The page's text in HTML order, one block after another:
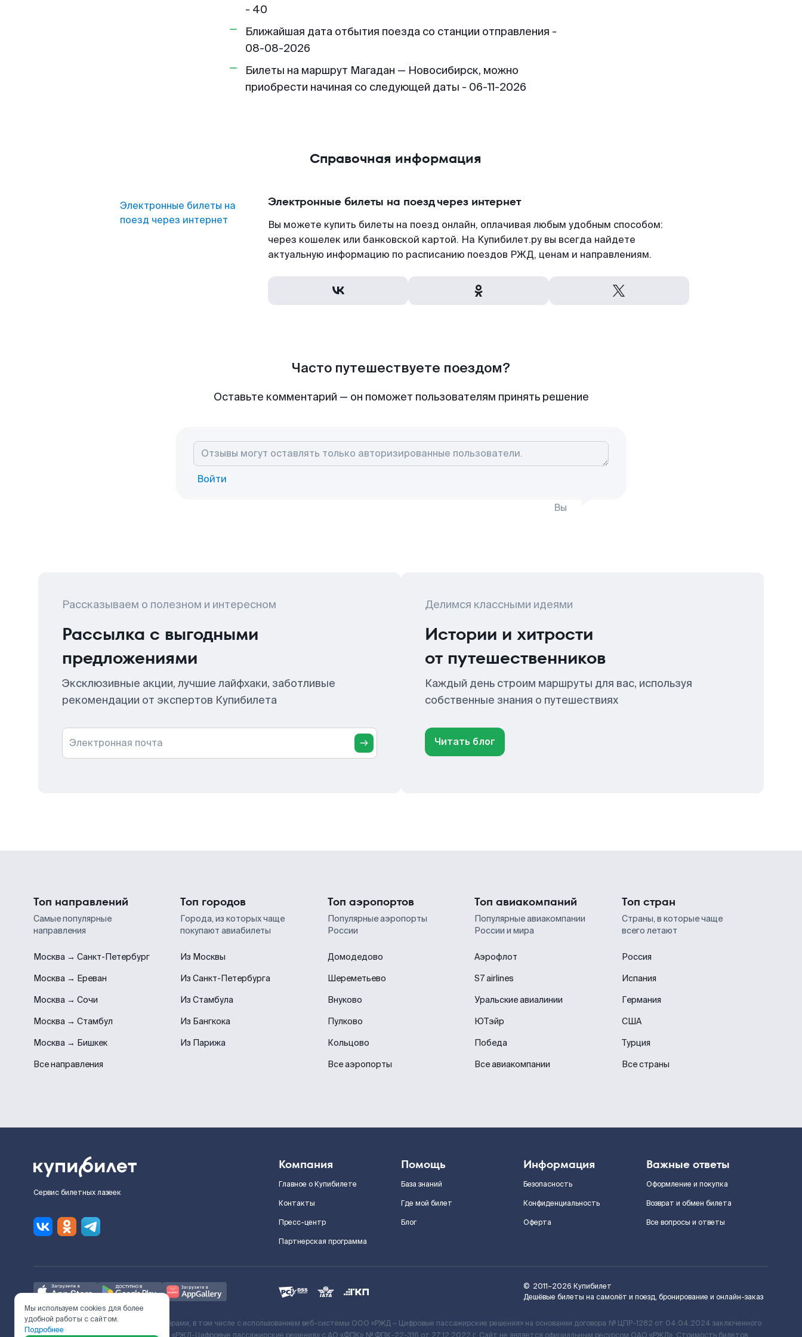
- 40
Ближайшая дата отбытия поезда со станции отправления -
08-08-2026
Билеты на маршрут Магадан — Новосибирск, можно
приобрести начиная со следующей даты - 06-11-2026
Справочная информация
Электронные билеты на
поезд через интернет
Электронные билеты на поезд через интернет
Вы можете купить билеты на поезд онлайн, оплачивая любым удобным способом:
через кошелек или банковской картой. На Купибилет.ру вы всегда найдете
актуальную информацию по расписанию поездов РЖД, ценам и направлениям.
Часто путешествуете поездом?
Оставьте комментарий — он поможет пользователям принять решение
Войти
Вы
Рассказываем о полезном и интересном
Рассылка с выгодными
предложениями
Эксклюзивные акции, лучшие лайфхаки, заботливые
рекомендации от экспертов Купибилета
Электронная почта
Делимся классными идеями
Истории и хитрости
от путешественников
Каждый день строим маршруты для вас, используя
собственные знания о путешествиях
Читать блог
Топ направлений
Самые популярные
направления
Москва → Санкт-Петербург
Москва → Ереван
Москва → Сочи
Москва → Стамбул
Москва → Бишкек
Все направления
Топ городов
Города, из которых чаще
покупают авиабилеты
Из Москвы
Из Санкт-Петербурга
Из Стамбула
Из Бангкока
Из Парижа
Топ аэропортов
Популярные аэропорты
России
Домодедово
Шереметьево
Внуково
Пулково
Кольцово
Все аэропорты
Топ авиакомпаний
Популярные авиакомпании
России и мира
Аэрофлот
S7 airlines
Уральские авиалинии
ЮТэйр
Победа
Все авиакомпании
Топ стран
Страны, в которые чаще
всего летают
Россия
Испания
Германия
США
Турция
Все страны
Сервис билетных лазеек
Компания
Главное о Купибилете
Контакты
Пресс-центр
Партнерская программа
Помощь
База знаний
Где мой билет
Блог
Информация
Безопасность
Конфиденциальность
Оферта
Важные ответы
Оформление и покупка
Возврат и обмен билета
Все вопросы и ответы
© 2011–2026 Купибилет
Дешёвые билеты на самолёт и поезд, бронирование и онлайн-заказ
Ж/Д билеты предоставляются партнёрами, в том числе с использованием веб-системы ООО «РЖД – Цифровые пассажирские решения» на основании договора № ЦПР-1282 от 04.04.2024 заключенного
Мы используем cookies для более
удобной работы с сайтом.
Подробнее